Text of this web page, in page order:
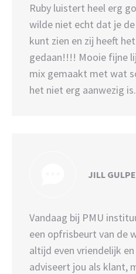
Ruby luistert heel erg
wilde niet echt dat je
kunt zien en zij heeft
gedaan!!!! Mooie fijne
mix gemaakt met wat
het niet erg aanwezig
JILL
Vandaag bij PMU
een opfrisbeurt van de
altijd even vriendelijk
adviseert jou als klant,